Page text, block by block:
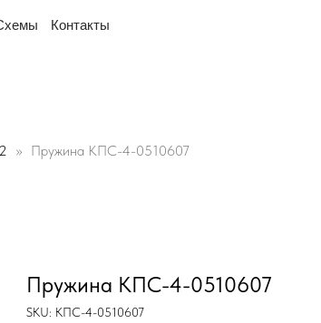
16, офис № 15 2-й этаж, склад рядом
Пружина КПС-4-0510607
Пружина КПС-4-0510607
SKU: КПС-4-0510607